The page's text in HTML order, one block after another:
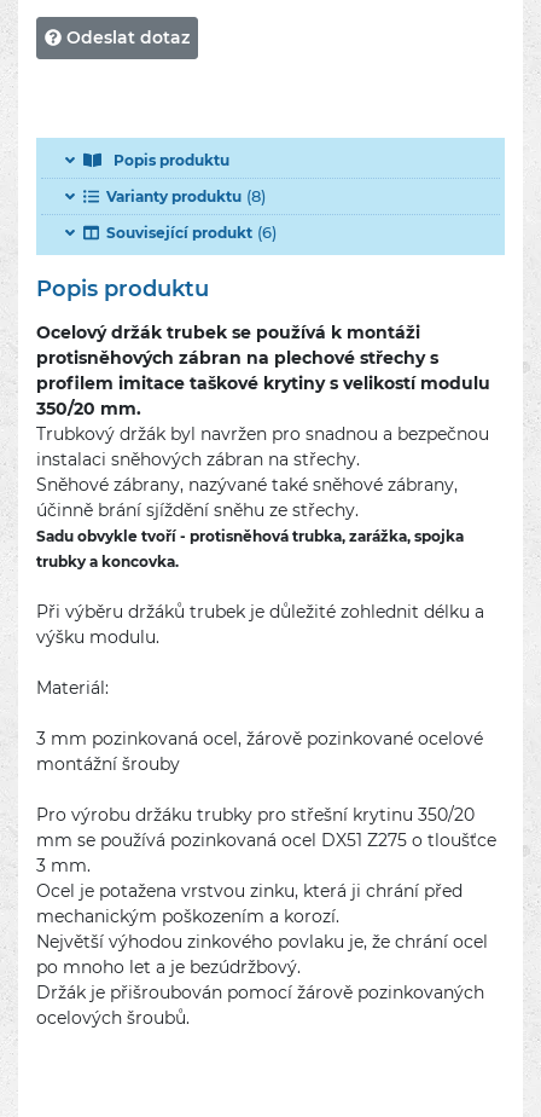
Odeslat dotaz
Popis produktu
Varianty produktu (8)
Související produkt (6)
Popis produktu
Ocelový držák trubek se používá k montáži
protisněhových zábran na plechové střechy s
profilem imitace taškové krytiny s velikostí modulu
350/20 mm.
Trubkový držák byl navržen pro snadnou a bezpečnou
instalaci sněhových zábran na střechy.
Sněhové zábrany, nazývané také sněhové zábrany,
účinně brání sjíždění sněhu ze střechy.
Sadu obvykle tvoří - protisněhová trubka, zarážka, spojka
trubky a koncovka.
Při výběru držáků trubek je důležité zohlednit délku a
výšku modulu.
Materiál:
3 mm pozinkovaná ocel, žárově pozinkované ocelové
montážní šrouby
Pro výrobu držáku trubky pro střešní krytinu 350/20
mm se používá pozinkovaná ocel DX51 Z275 o tloušťce
3 mm.
Ocel je potažena vrstvou zinku, která ji chrání před
mechanickým poškozením a korozí.
Největší výhodou zinkového povlaku je, že chrání ocel
po mnoho let a je bezúdržbový.
Držák je přišroubován pomocí žárově pozinkovaných
ocelových šroubů.